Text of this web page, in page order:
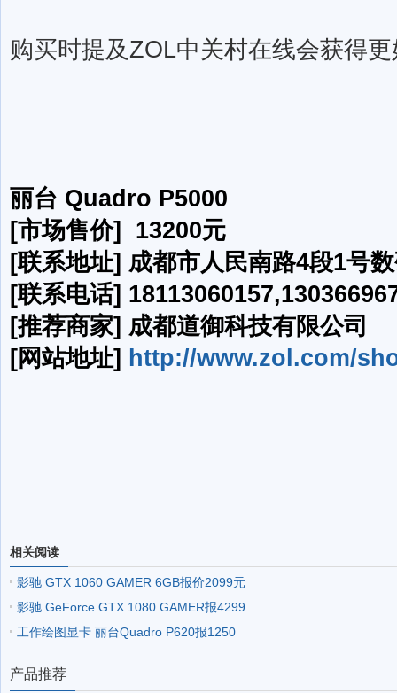
购买时提及ZOL中关村在线会获得
丽台 Quadro P5000
[市场售价] 13200元
[联系地址] 成都市人民南路4段1号
[联系电话]
[推荐商家] 成都道御科技有限公司
[网站地址] http://www.zol.com/
相关阅读
影驰 GTX 1060 GAMER 6GB报价2099元
影驰 GeForce GTX 1080 GAMER报4299
工作绘图显卡 丽台Quadro P620报1250
产品推荐